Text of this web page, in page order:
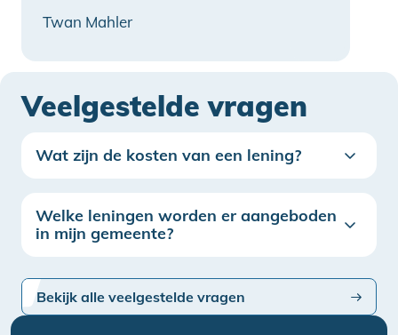
Twan Mahler
Veelgestelde vragen
Wat zijn de kosten van een lening?
Welke leningen worden er aangeboden
in mijn gemeente?
Bekijk alle veelgestelde vragen